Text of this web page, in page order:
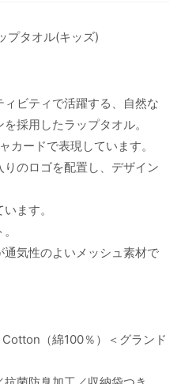
プタオル(キッズ)
ビティで活躍する、自然な
採用したラップタオル。
カードで表現しています。
のロゴを配置し、デザイン
ます。
気性のよいメッシュ素材で
（綿100％）＜グランド